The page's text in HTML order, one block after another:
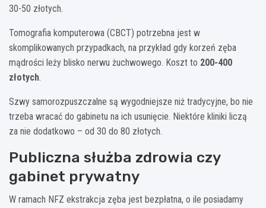
30-50 złotych.
Tomografia komputerowa (CBCT) potrzebna jest w
skomplikowanych przypadkach, na przykład gdy korzeń zęba
mądrości leży blisko nerwu żuchwowego. Koszt to 200-400
złotych.
Szwy samorozpuszczalne są wygodniejsze niż tradycyjne, bo nie
trzeba wracać do gabinetu na ich usunięcie. Niektóre kliniki liczą
za nie dodatkowo – od 30 do 80 złotych.
Publiczna służba zdrowia czy
gabinet prywatny
W ramach NFZ ekstrakcja zęba jest bezpłatna, o ile posiadamy